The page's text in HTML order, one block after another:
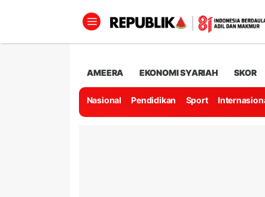
AMEERA EKONOMI SYARIAH SKOR
Nasional Pendidikan Sport